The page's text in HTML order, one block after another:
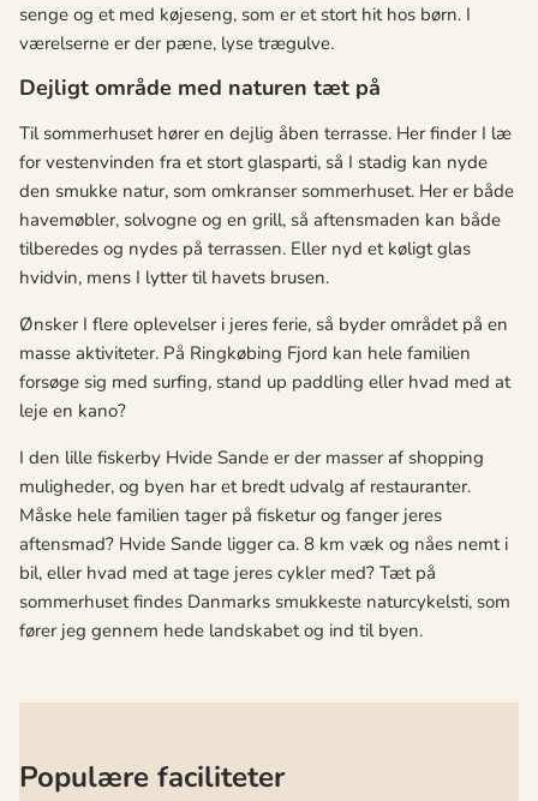
senge og et med køjeseng, som er et stort hit hos børn. I
værelserne er der pæne, lyse trægulve.
Dejligt område med naturen tæt på
Til sommerhuset hører en dejlig åben terrasse. Her finder I læ
for vestenvinden fra et stort glasparti, så I stadig kan nyde
den smukke natur, som omkranser sommerhuset. Her er både
havemøbler, solvogne og en grill, så aftensmaden kan både
tilberedes og nydes på terrassen. Eller nyd et køligt glas
hvidvin, mens I lytter til havets brusen.
Ønsker I flere oplevelser i jeres ferie, så byder området på en
masse aktiviteter. På Ringkøbing Fjord kan hele familien
forsøge sig med surfing, stand up paddling eller hvad med at
leje en kano?
I den lille fiskerby Hvide Sande er der masser af shopping
muligheder, og byen har et bredt udvalg af restauranter.
Måske hele familien tager på fisketur og fanger jeres
aftensmad? Hvide Sande ligger ca. 8 km væk og nåes nemt i
bil, eller hvad med at tage jeres cykler med? Tæt på
sommerhuset findes Danmarks smukkeste naturcykelsti, som
fører jeg gennem hede landskabet og ind til byen.
Populære faciliteter